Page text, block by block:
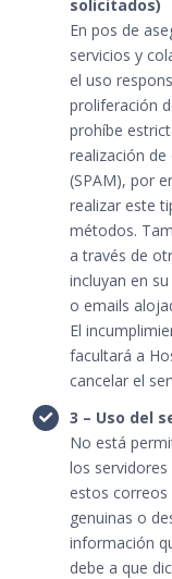
solicitados)
En pos de
servicios y
el uso
proliferación
prohíbe
realización
(SPAM), por
realizar este
métodos.
a través de
incluyan en
o emails
El
facultará a
cancelar el
3 – Uso del
No está
los
estos correos
genuinas o
información
debe a que